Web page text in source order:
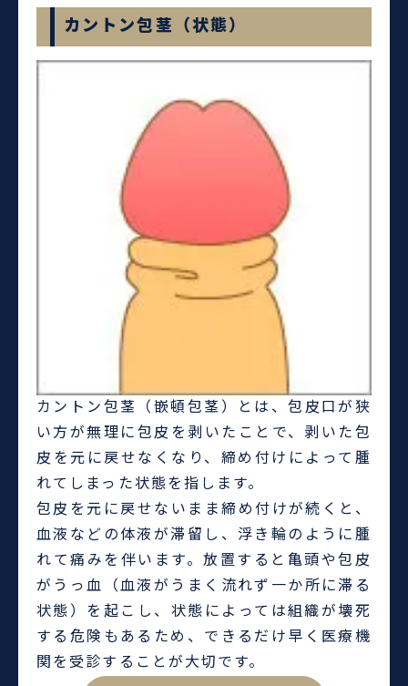
カントン包茎（状態）
カントン包茎（嵌頓包茎）とは、包皮口が狭
い方が無理に包皮を剥いたことで、剥いた包
皮を元に戻せなくなり、締め付けによって腫
れてしまった状態を指します。
包皮を元に戻せないまま締め付けが続くと、
血液などの体液が滞留し、浮き輪のように腫
れて痛みを伴います。放置すると亀頭や包皮
がうっ血（血液がうまく流れず一か所に滞る
状態）を起こし、状態によっては組織が壊死
する危険もあるため、できるだけ早く医療機
関を受診することが大切です。